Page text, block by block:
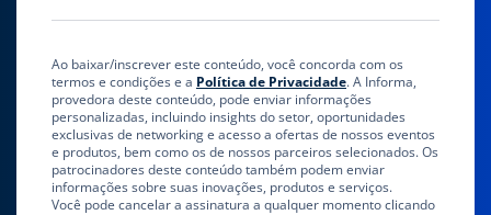
Ao baixar/inscrever este conteúdo, você concorda com os
termos e condições e a Política de Privacidade. A Informa,
provedora deste conteúdo, pode enviar informações
personalizadas, incluindo insights do setor, oportunidades
exclusivas de networking e acesso a ofertas de nossos eventos
e produtos, bem como os de nossos parceiros selecionados. Os
patrocinadores deste conteúdo também podem enviar
informações sobre suas inovações, produtos e serviços.
Você pode cancelar a assinatura a qualquer momento clicando